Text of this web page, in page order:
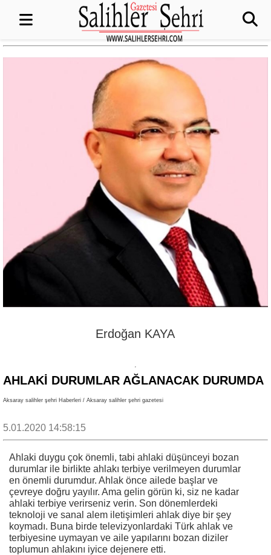
Erdoğan KAYA
AHLAKI DURUMLAR AĞLANACAK DURUMDA
Aksaray salihler şehri Haberleri / Aksaray salihler şehri gazetesi
5.01.2020 14:58:15
Ahlaki duygu çok önemli, tabi ahlaki düşünceyi bozan
durumlar ile birlikte ahlakı terbiye verilmeyen durumlar
en önemli durumdur. Ahlak önce ailede başlar ve
çevreye doğru yayılır. Ama gelin görün ki, siz ne kadar
ahlaki terbiye verirseniz verin. Son dönemlerdeki
teknoloji ve sanal alem iletişimleri ahlak diye bir şey
koymadı. Buna birde televizyonlardaki Türk ahlak ve
terbiyesine uymayan ve aile yapılarını bozan diziler
toplumun ahlakını iyice dejenere etti.